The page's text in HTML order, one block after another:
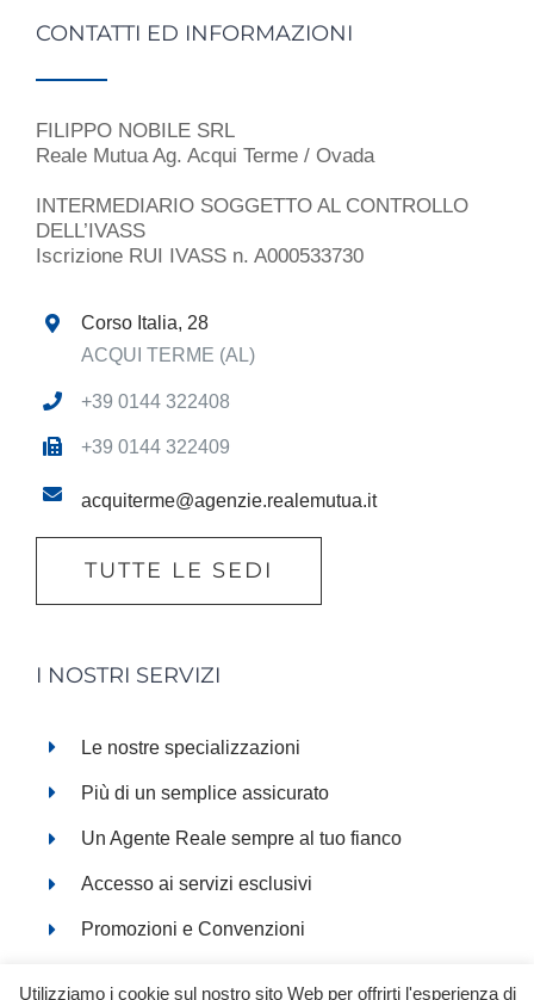
CONTATTI ED INFORMAZIONI
FILIPPO NOBILE SRL
Reale Mutua Ag. Acqui Terme / Ovada
INTERMEDIARIO SOGGETTO AL CONTROLLO
DELL’IVASS
Iscrizione RUI IVASS n. A000533730
Corso Italia, 28
ACQUI TERME (AL)
+39 0144 322408
+39 0144 322409
acquiterme@agenzie.realemutua.it
TUTTE LE SEDI
I NOSTRI SERVIZI
Le nostre specializzazioni
Più di un semplice assicurato
Un Agente Reale sempre al tuo fianco
Accesso ai servizi esclusivi
Promozioni e Convenzioni
Utilizziamo i cookie sul nostro sito Web per offrirti l'esperienza di